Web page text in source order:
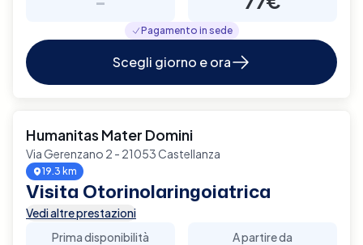
Pagamento in sede
Scegli giorno e ora
Humanitas Mater Domini
Via Gerenzano 2 - 21053 Castellanza
19.3 km
Visita Otorinolaringoiatrica
Vedi altre prestazioni
Prima disponibilità
A partire da